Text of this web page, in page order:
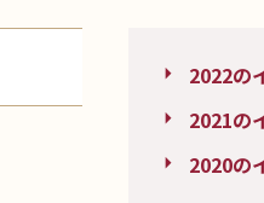
2022の
2021の
2020の